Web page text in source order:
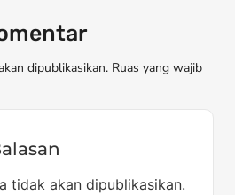
dipublikasikan. Ruas yang wajib
tidak akan dipublikasikan.